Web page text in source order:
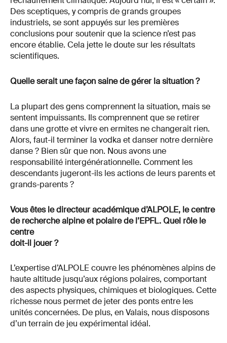
Des sceptiques, y compris de grands groupes
industriels, se sont appuyés sur les premières
conclusions pour soutenir que la science n’est pas
encore établie. Cela jette le doute sur les résultats
scientifiques.
Quelle serait une façon saine de gérer la situation ?
La plupart des gens comprennent la situation, mais se
sentent impuissants. Ils comprennent que se retirer
dans une grotte et vivre en ermites ne changerait rien.
Alors, faut-il terminer la vodka et danser notre dernière
danse ? Bien sûr que non. Nous avons une
responsabilité intergénérationnelle. Comment les
descendants jugeront-ils les actions de leurs parents et
grands-parents ?
Vous êtes le directeur académique d’ALPOLE, le centre
de recherche alpine et polaire de l’EPFL. Quel rôle le
centre
doit-il jouer ?
L’expertise d’ALPOLE couvre les phénomènes alpins de
haute altitude jusqu’aux régions polaires, comportant
des aspects physiques, chimiques et biologiques. Cette
richesse nous permet de jeter des ponts entre les
unités concernées. De plus, en Valais, nous disposons
d’un terrain de jeu expérimental idéal.